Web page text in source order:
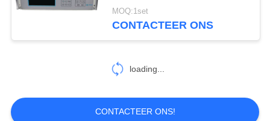
CT PT Analysator
Toetsenbord Elektrische Meter
MOQ:1set
CONTACTEER ONS
loading...
CONTACTEER ONS!